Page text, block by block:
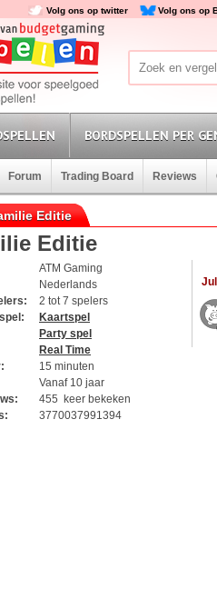
Volg ons op twitter Volg ons op
BORDSPELLEN PER
Forum Trading Board Reviews
Editie
Editie
ATM Gaming
Nederlands
2 tot 7 spelers
Kaartspel
Party spel
Real Time
15 minuten
Vanaf 10 jaar
455 keer bekeken
3770037991394